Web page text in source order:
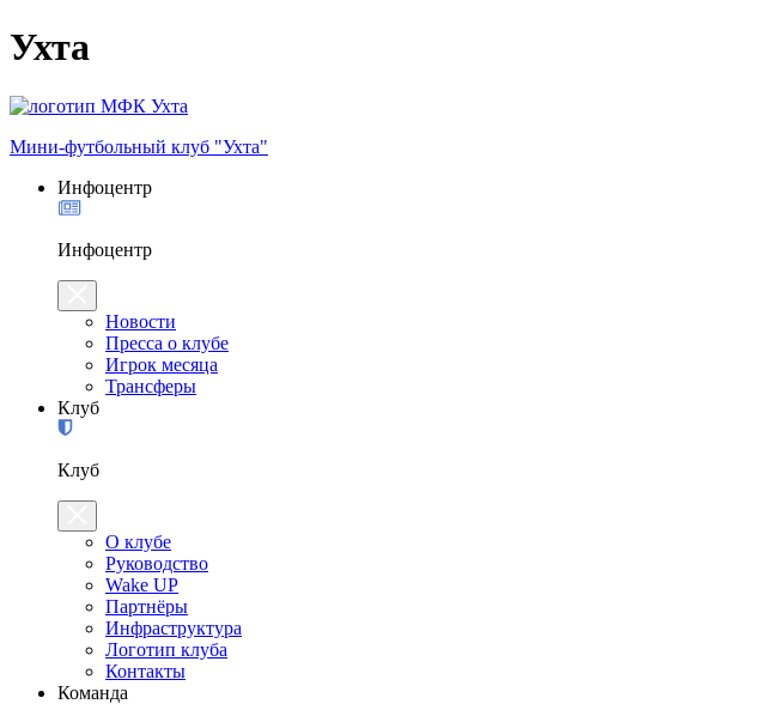
Ухта
Мини-футбольный клуб "Ухта"
Инфоцентр
Инфоцентр
Новости
Пресса о клубе
Игрок месяца
Трансферы
Клуб
Клуб
О клубе
Руководство
Wake UP
Партнёры
Инфраструктура
Логотип клуба
Контакты
Команда